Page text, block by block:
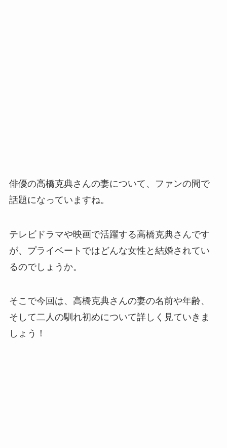
俳優の高橋克典さんの妻について、ファンの間で
話題になっていますね。
テレビドラマや映画で活躍する高橋克典さんです
が、プライベートではどんな女性と結婚されてい
るのでしょうか。
そこで今回は、高橋克典さんの妻の名前や年齢、
そして二人の馴れ初めについて詳しく見ていきま
しょう！